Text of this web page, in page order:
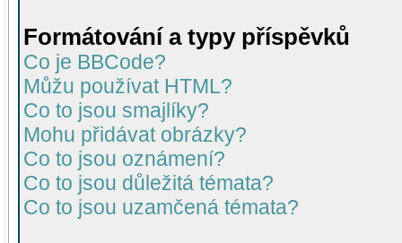
Formátování a typy příspěvků
Co je BBCode?
Můžu používat HTML?
Co to jsou smajlíky?
Mohu přidávat obrázky?
Co to jsou oznámení?
Co to jsou důležitá témata?
Co to jsou uzamčená témata?